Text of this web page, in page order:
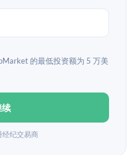
的最低投资额为 5 万美
续
经纪交易商